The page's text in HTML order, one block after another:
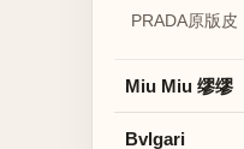
PRADA原版皮
Miu Miu 缪缪
Bvlgari